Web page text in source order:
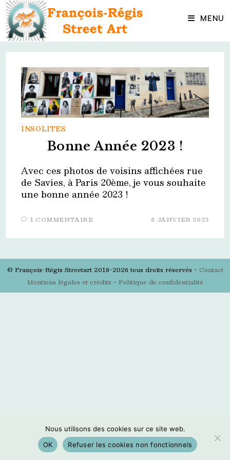
Skip
content MENU
INSOLITES
Bonne Année 2023 !
Avec ces photos de voisins affichées rue
de Savies, à Paris 20ème, je vous souhaite
une bonne année 2023 !
1 COMMENTAIRE 6 JANVIER 2023
© François-Régis Streetart 2018-2026 tous droits réservés - Contact
Mentions légales et crédits - Politique de confidentialité
Nous utilisons des cookies sur ce site web.
OK
Refuser les cookies non fonctionnels